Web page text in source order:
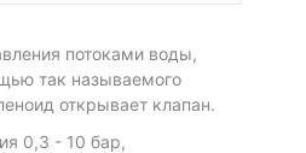
потоками воды,
так называемого
открывает клапан.
0,3 - 10 бар,